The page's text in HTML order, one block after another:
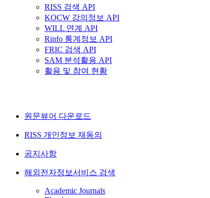
RISS 검색 API
KOCW 강의정보 API
WILL 연계 API
Rinfo 통계정보 API
FRIC 검색 API
SAM 분석활용 API
활용 및 참여 현황
원문뷰어 다운로드
RISS 개인정보 재동의
공지사항
해외전자정보서비스 검색
Academic Journals